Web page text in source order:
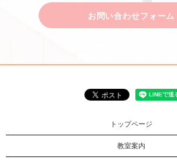
お問い合わせフォーム
トップページ
教室案内